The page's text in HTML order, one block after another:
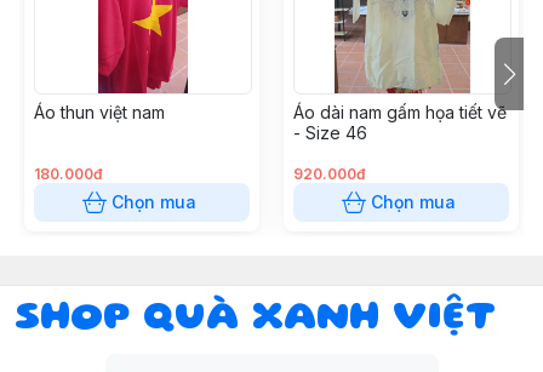
Áo thun việt nam
180.000đ
Chọn mua
Áo dài nam gấm họa tiết vẽ
- Size 46
920.000đ
Chọn mua
SHOP QUÀ XANH VIỆT